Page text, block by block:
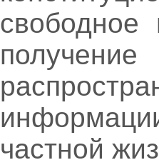
свободное
частной